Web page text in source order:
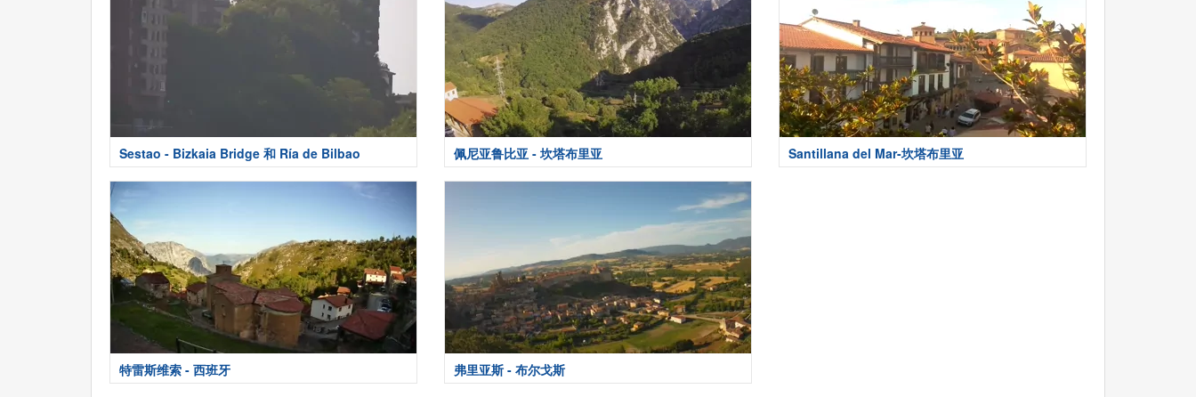
Sestao - Bizkaia Bridge 和 Ría de Bilbao 佩尼亚鲁比亚 - 坎塔布里亚 Santillana del Mar-坎塔布里亚
特雷斯维索 - 西班牙 弗里亚斯 - 布尔戈斯